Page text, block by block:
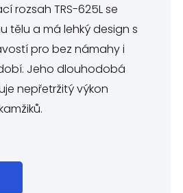
slovenský
Español
rozsah TRS-625L se
tělu a má lehký design s
pro bez námahy i
Jeho dlouhodobá
nepřetržitý výkon